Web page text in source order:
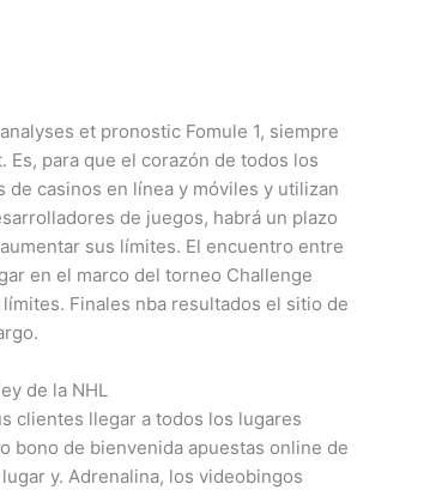
et pronostic Fomule 1, siempre
para que el corazón de todos los
de casinos en línea y móviles y utilizan
de juegos, habrá un plazo
sus límites. El encuentro entre
en el marco del torneo Challenge
Finales nba resultados el sitio de
de la NHL
clientes llegar a todos los lugares
bono de bienvenida apuestas online de
y. Adrenalina, los videobingos